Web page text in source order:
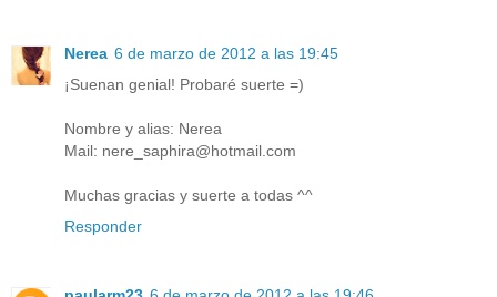
Nerea 6 de marzo de 2012 a las 19:45
¡Suenan genial! Probaré suerte =)
Nombre y alias: Nerea
Mail: nere_saphira@hotmail.com
Muchas gracias y suerte a todas ^^
Responder